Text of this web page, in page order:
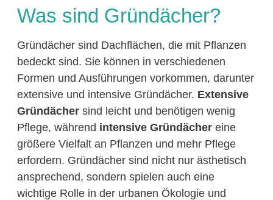
Was sind Gründächer?
Gründächer sind Dachflächen, die mit Pflanzen
bedeckt sind. Sie können in verschiedenen
Formen und Ausführungen vorkommen, darunter
extensive und intensive Gründächer. Extensive
Gründächersind leicht und benötigen wenig
Pflege, während intensive Gründächereine
größere Vielfalt an Pflanzen und mehr Pflege
erfordern. Gründächer sind nicht nur ästhetisch
ansprechend, sondern spielen auch eine
wichtige Rolle in der urbanen Ökologie und